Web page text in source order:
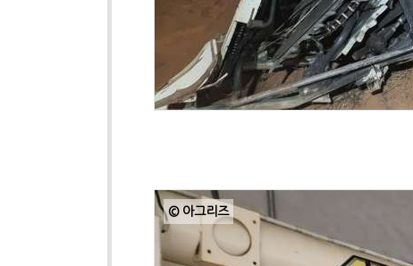
© 아그리즈